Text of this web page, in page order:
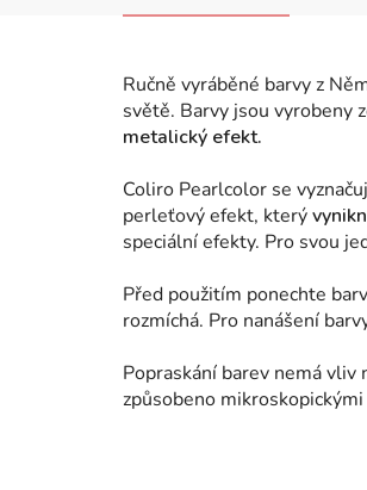
Ručně vyráběné barvy z
světě. Barvy jsou vyrobeny
metalický efekt.
Coliro Pearlcolor se
perleťový efekt, který
speciální efekty. Pro svou
Před použitím ponechte
rozmíchá. Pro nanášení
Popraskání barev nemá vliv
způsobeno